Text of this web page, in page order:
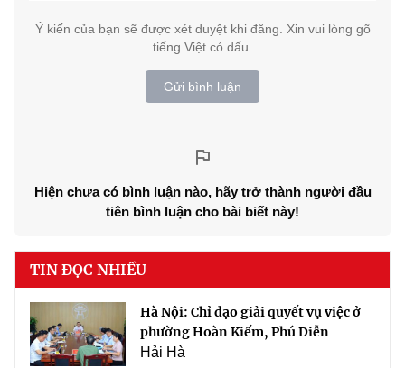
Ý kiến của bạn sẽ được xét duyệt khi đăng. Xin vui lòng gõ
tiếng Việt có dấu.
Gửi bình luận
Hiện chưa có bình luận nào, hãy trở thành người đầu
tiên bình luận cho bài biết này!
TIN ĐỌC NHIỀU
Hà Nội: Chỉ đạo giải quyết vụ việc ở
phường Hoàn Kiếm, Phú Diễn
Hải Hà